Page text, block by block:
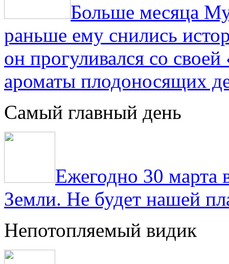
Больше месяца
раньше ему снились
он прогуливался со
ароматы плодоносящих
Самый главный день
Ежегодно 30 марта
Земли. Не будет нашей
Непотопляемый видик